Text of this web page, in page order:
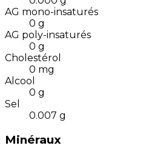
AG mono-insaturés
0 g
AG poly-insaturés
0 g
Cholestérol
0 mg
Alcool
0 g
Sel
0.007 g
Minéraux